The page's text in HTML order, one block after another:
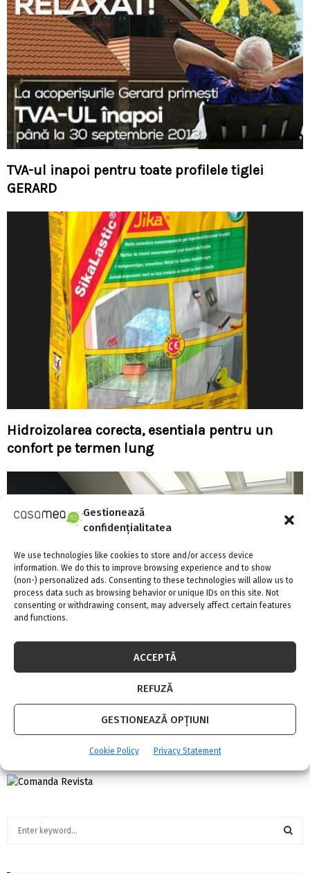
Gestionează
confidențialitatea
We use technologies like cookies to store and/or access device
information. We do this to improve browsing experience and to show
(non-) personalized ads. Consenting to these technologies will allow us to
process data such as browsing behavior or unique IDs on this site. Not
consenting or withdrawing consent, may adversely affect certain features
and functions.
ACCEPTĂ
REFUZĂ
GESTIONEAZĂ OPȚIUNI
Cookie Policy Privacy Statement
TVA-ul inapoi pentru toate profilele tiglei
GERARD
Hidroizolarea corecta, esentiala pentru un
confort pe termen lung
Ferestre de mansardă sau lucarnă? Alege
inteligent!